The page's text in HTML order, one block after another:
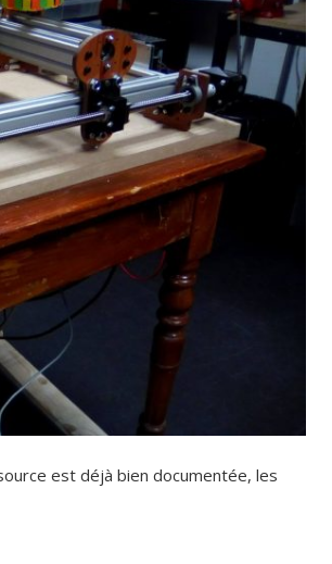
est déjà bien documentée, les